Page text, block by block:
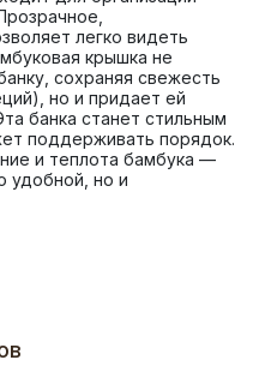
легко видеть
крышка не
сохраняя свежесть
но и придает ей
банка станет стильным
поддерживать порядок.
и теплота бамбука —
удобной, но и